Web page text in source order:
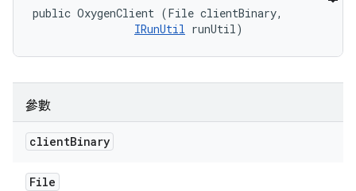
public OxygenClient (File clientBinary,
IRunUtil runUtil)
參數
clientBinary
File